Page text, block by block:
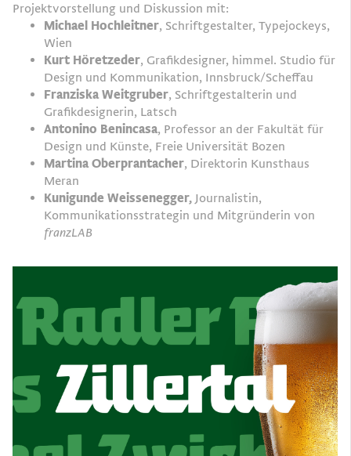
Projektvorstellung und Diskussion mit:
Michael Hochleitner, Schriftgestalter, Typejockeys,
Wien
Kurt Höretzeder, Grafikdesigner, himmel. Studio für
Design und Kommunikation, Innsbruck/Scheffau
Franziska Weitgruber, Schriftgestalterin und
Grafikdesignerin, Latsch
Antonino Benincasa, Professor an der Fakultät für
Design und Künste, Freie Universität Bozen
Martina Oberprantacher, Direktorin Kunsthaus
Meran
Kunigunde Weissenegger, Journalistin,
Kommunikationsstrategin und Mitgründerin von
franzLAB